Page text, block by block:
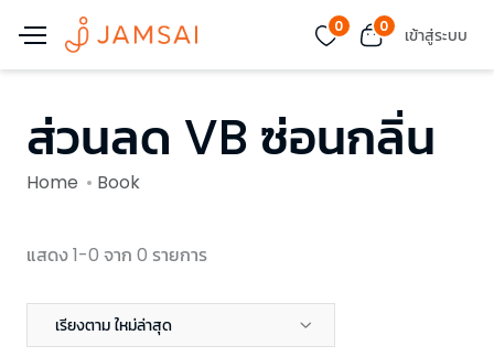
0 0 เข้าสู่ระบบ
ส่วนลด VB ซ่อนกลิ่น
Home Book
แสดง 1-0 จาก 0 รายการ
เรียงตาม ใหม่ล่าสุด